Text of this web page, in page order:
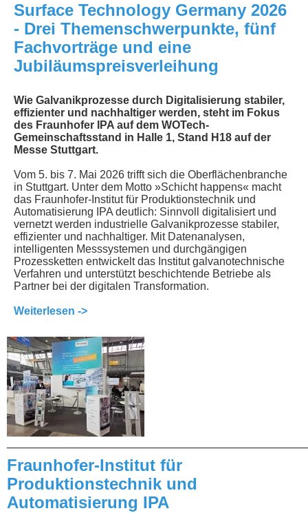
Surface Technology Germany 2026
- Drei Themenschwerpunkte, fünf
Fachvorträge und eine
Jubiläumspreisverleihung
Wie Galvanikprozesse durch Digitalisierung stabiler,
effizienter und nachhaltiger werden, steht im Fokus
des Fraunhofer IPA auf dem WOTech-
Gemeinschaftsstand in Halle 1, Stand H18 auf der
Messe Stuttgart.
Vom 5. bis 7. Mai 2026 trifft sich die Oberflächenbranche
in Stuttgart. Unter dem Motto »Schicht happens« macht
das Fraunhofer-Institut für Produktionstechnik und
Automatisierung IPA deutlich: Sinnvoll digitalisiert und
vernetzt werden industrielle Galvanikprozesse stabiler,
effizienter und nachhaltiger. Mit Datenanalysen,
intelligenten Messsystemen und durchgängigen
Prozessketten entwickelt das Institut galvanotechnische
Verfahren und unterstützt beschichtende Betriebe als
Partner bei der digitalen Transformation.
Weiterlesen ->
Fraunhofer-Institut für
Produktionstechnik und
Automatisierung IPA